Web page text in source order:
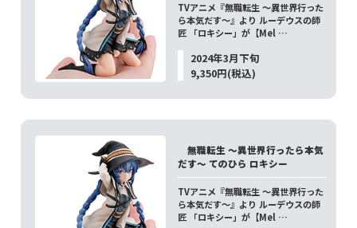
TVアニメ『無職転生 〜異世界行った
ら本気だす〜』より ルーデウスの師
匠 「ロキシー」が【Mel …
2024年3月下旬
9,350円(税込)
無職転生 ～異世界行ったら本気
だす～ てのひら ロキシー
TVアニメ『無職転生 〜異世界行った
ら本気だす〜』より ルーデウスの師
匠 「ロキシー」が【Mel …